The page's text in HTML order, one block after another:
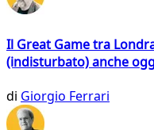
Il Great Game tra
(indisturbato) anche
di Giorgio Ferrari